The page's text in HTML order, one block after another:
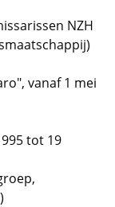
NZH
vanaf 1 mei
tot 19